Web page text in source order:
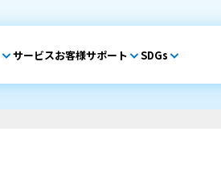
サービスお客様サポート SDGs